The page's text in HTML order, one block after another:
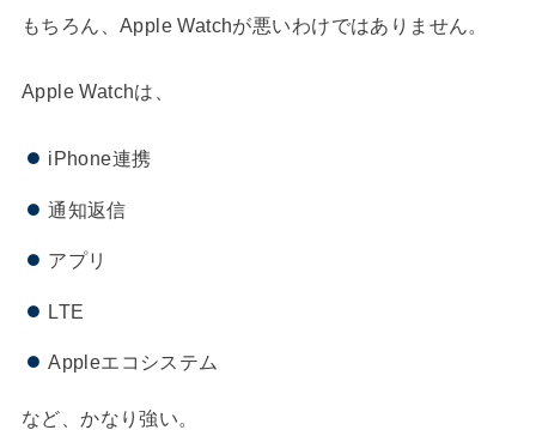
もちろん、Apple Watchが悪いわけではありません。
Apple Watchは、
iPhone連携
通知返信
アプリ
LTE
Appleエコシステム
など、かなり強い。